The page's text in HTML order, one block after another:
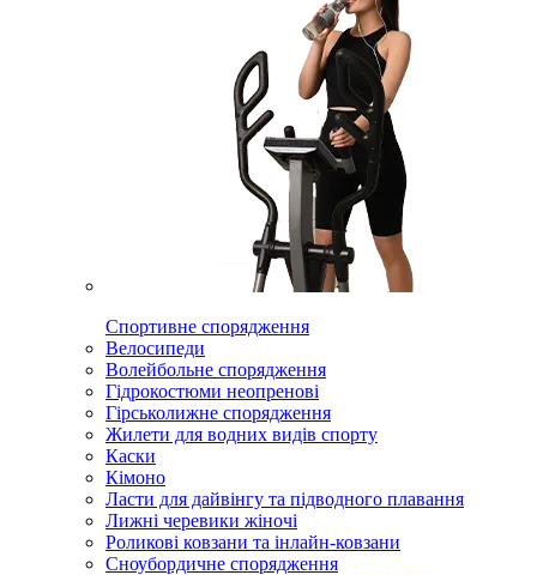
Спортивне спорядження
Велосипеди
Волейбольне спорядження
Гідрокостюми неопренові
Гірськолижне спорядження
Жилети для водних видів спорту
Каски
Кімоно
Ласти для дайвінгу та підводного плавання
Лижні черевики жіночі
Роликові ковзани та інлайн-ковзани
Сноубордичне спорядження